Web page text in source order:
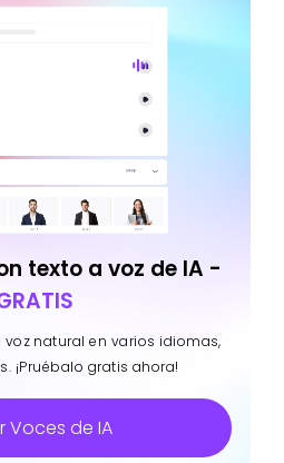
texto a voz de IA -
voz natural en varios idiomas,
¡Pruébalo gratis ahora!
Voces de IA